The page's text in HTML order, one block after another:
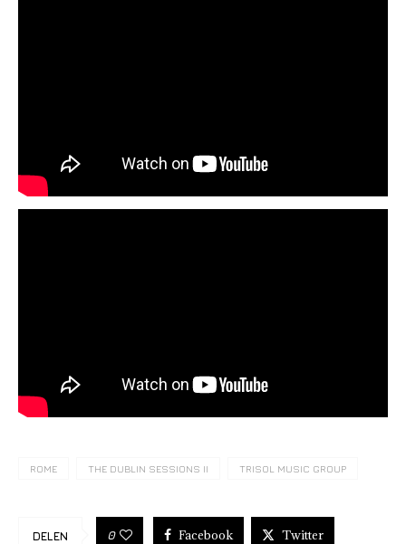
ROME THE DUBLIN SESSIONS II TRISOL MUSIC GROUP
DELEN 0 Facebook Twitter